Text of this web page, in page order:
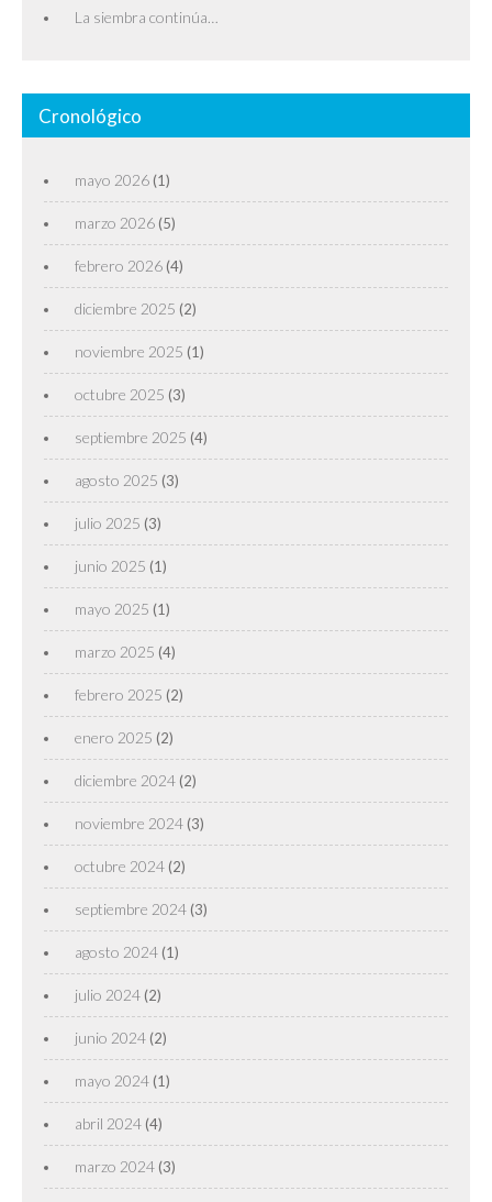
La siembra continúa…
Cronológico
mayo 2026 (1)
marzo 2026 (5)
febrero 2026 (4)
diciembre 2025 (2)
noviembre 2025 (1)
octubre 2025 (3)
septiembre 2025 (4)
agosto 2025 (3)
julio 2025 (3)
junio 2025 (1)
mayo 2025 (1)
marzo 2025 (4)
febrero 2025 (2)
enero 2025 (2)
diciembre 2024 (2)
noviembre 2024 (3)
octubre 2024 (2)
septiembre 2024 (3)
agosto 2024 (1)
julio 2024 (2)
junio 2024 (2)
mayo 2024 (1)
abril 2024 (4)
marzo 2024 (3)